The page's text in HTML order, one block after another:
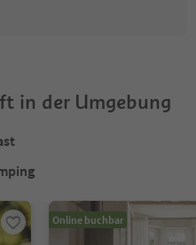
in der Umgebung
Online buchbar